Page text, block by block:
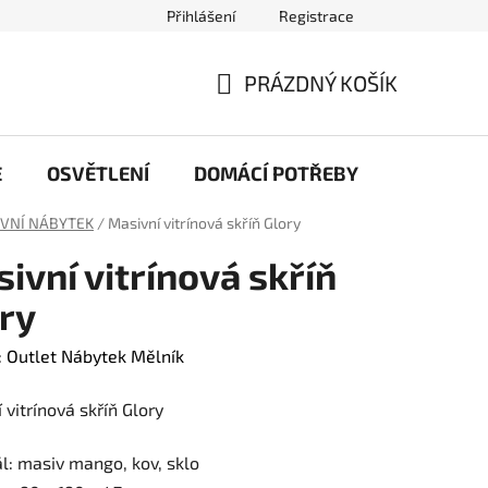
Náš příběh Články
Přihlášení Registrace
KOŠÍK
PRÁZDNÝ KOŠÍK
OSVĚTLENÍ DOMÁCÍ POTŘEBY
NÁBYTEK / Masivní vitrínová skříň Glory
vitrínová skříň
Outlet Nábytek Mělník
vitrínová skříň Glory
masiv mango, kov, sklo